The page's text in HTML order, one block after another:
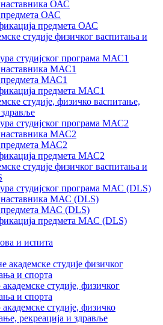
ОАС
ОАС
предмета ОАС
студије физичког васпитања и
студијског програма МАС1
МАС1
МАС1
предмета МАС1
студије, физичко васпитање,
здравље
студијског програма МАС2
МАС2
МАС2
предмета МАС2
студије физичког васпитања и
студијског програма МАС (DLS)
МАС (DLS)
МАС (DLS)
предмета МАС (DLS)
и испита
академске студије физичког
и спорта
студије, физичког
и спорта
студије, физичко
рекреација и здравље